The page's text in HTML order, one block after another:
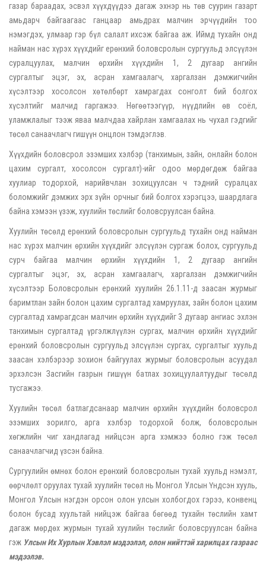
газар бараадах, эсвэл хүүхдүүдээ дагаж эхнэр нь төв суурин газарт
амьдарч байгаагаас ганцаар амьдрах малчин эрчүүдийн тоо
нэмэгдэх, улмаар гэр бүл салалт ихсэж байгаа аж. Иймд тухайн онд
найман нас хүрэх хүүхдийг ерөнхий боловсролын сургуульд элсүүлэн
суралцуулах, малчин өрхийн хүүхдийн 1, 2 дугаар ангийн
сургалтыг эцэг, эх, асран хамгаалагч, харгалзан дэмжигчийн
хүсэлтээр хосолсон хөтөлбөрт хамрагдах сонголт бий болгох
хүсэлтийг малчид гаргажээ. Нөгөөтээгүүр, нүүдлийн өв соёл,
уламжлалыг тээж яваа малчдаа хайрлан хамгаалах нь чухал гэдгийг
төсөл санаачлагч гишүүн онцлон тэмдэглэв.
Хүүхдийн боловсрол эзэмших хэлбэр (танхимын, зайн, онлайн болон
цахим сургалт, хосолсон сургалт)-ийг одоо мөрдөгдөж байгаа
хуулиар тодорхой, нарийвчлан зохицуулсан ч тэдний суралцах
боломжийг дэмжих эрх зүйн орчныг бий болгох хэрэгцээ, шаардлага
байна хэмээн үзэж, хуулийн төслийг боловсруулсан байна.
Хуулийн төсөлд ерөнхий боловсролын сургуульд тухайн онд найман
нас хүрэх малчин өрхийн хүүхдийг элсүүлэн сургаж болох, сургуульд
сурч байгаа малчин өрхийн хүүхдийн 1, 2 дугаар ангийн
сургалтыг эцэг, эх, асран хамгаалагч, харгалзан дэмжигчийн
хүсэлтээр Боловсролын ерөнхий хуулийн 26.1.11-д заасан журмыг
баримтлан зайн болон цахим сургалтад хамруулах, зайн болон цахим
сургалтад хамрагдсан малчин өрхийн хүүхдийг 3 дугаар ангиас эхлэн
танхимын сургалтад үргэлжлүүлэн сургах, малчин өрхийн хүүхдийг
ерөнхий боловсролын сургуульд элсүүлэн сургах, сургалтыг хуульд
заасан хэлбэрээр зохион байгуулах журмыг боловсролын асуудал
эрхэлсэн Засгийн газрын гишүүн батлах зохицуулалтуудыг төсөлд
тусгажээ.
Хуулийн төсөл батлагдсанаар малчин өрхийн хүүхдийн боловсрол
эзэмших зорилго, арга хэлбэр тодорхой болж, боловсролын
хөгжлийн чиг хандлагад нийцсэн арга хэмжээ болно гэж төсөл
санаачлагчид үзсэн байна.
Сургуулийн өмнөх болон ерөнхий боловсролын тухай хуульд нэмэлт,
өөрчлөлт оруулах тухай хуулийн төсөл нь Монгол Улсын Үндсэн хууль,
Монгол Улсын нэгдэн орсон олон улсын холбогдох гэрээ, конвенц
болон бусад хуультай нийцэж байгаа бөгөөд тухайн төслийн хамт
дагаж мөрдөх журмын тухай хуулийн төслийг боловсруулсан байна
гэж Улсын Их Хурлын Хэвлэл мэдээлэл, олон нийттэй харилцах газраас
мэдээлэв.